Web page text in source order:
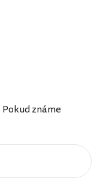
známe